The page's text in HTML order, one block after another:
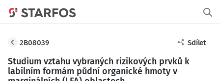
2B08039 Sdílet
Studium vztahu vybraných rizikových prvků k
labilním formám půdní organické hmoty v